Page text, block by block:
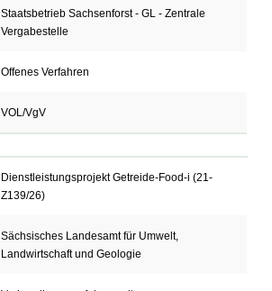
Staatsbetrieb Sachsenforst - GL - Zentrale
Vergabestelle
Offenes Verfahren
VOL/VgV
Dienstleistungsprojekt Getreide-Food-i (21-
Z139/26)
Sächsisches Landesamt für Umwelt,
Landwirtschaft und Geologie